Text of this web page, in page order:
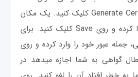
روی دکمه Generate Certificate کلیک کنید. یک مکان
امن برای فایل پیدا کرده و روی Save کلیک کنید. برای
جمله عبور خود را وارد کرده و روی
OK کلیک کنید. ابطال گواهی به شما اجازه مي‎دهد در